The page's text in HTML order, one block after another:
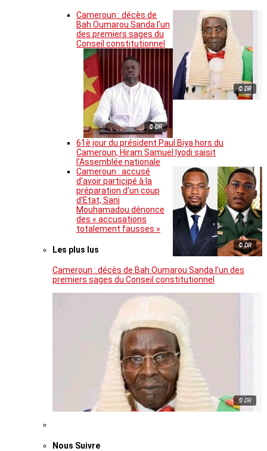
© DR
Cameroun : décès de
Bah Oumarou Sanda l’un
des premiers sages du
Conseil constitutionnel
© DR
61è jour du président Paul Biya hors du
Cameroun, Hiram Samuel Iyodi saisit
l’Assemblée nationale
© DR
Cameroun : accusé
d’avoir participé à la
préparation d’un coup
d’Etat, Sani
Mouhamadou dénonce
des « accusations
totalement fausses »
Les plus lus
Cameroun : décès de Bah Oumarou Sanda l’un des
premiers sages du Conseil constitutionnel
© DR
Nous Suivre